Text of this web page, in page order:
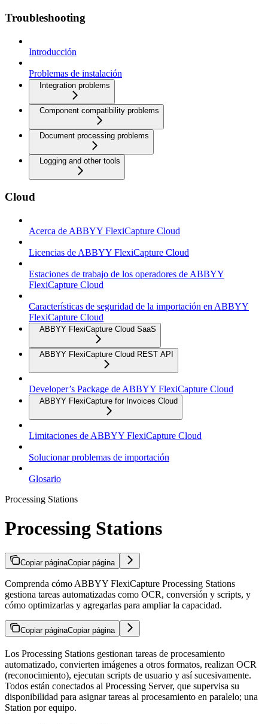
Troubleshooting
Introducción
Problemas de instalación
Integration problems
Component compatibility problems
Document processing problems
Logging and other tools
Cloud
Acerca de ABBYY FlexiCapture Cloud
Licencias de ABBYY FlexiCapture Cloud
Estaciones de trabajo de los operadores de ABBYY
FlexiCapture Cloud
Características de seguridad de la importación en ABBYY
FlexiCapture Cloud
ABBYY FlexiCapture Cloud SaaS
ABBYY FlexiCapture Cloud REST API
Developer’s Package de ABBYY FlexiCapture Cloud
ABBYY FlexiCapture for Invoices Cloud
Limitaciones de ABBYY FlexiCapture Cloud
Solucionar problemas de importación
Glosario
Processing Stations
Processing Stations
Copiar páginaCopiar página
Comprenda cómo ABBYY FlexiCapture Processing Stations
gestiona tareas automatizadas como OCR, conversión y scripts, y
cómo optimizarlas y agregarlas para ampliar la capacidad.
Copiar páginaCopiar página
Los Processing Stations gestionan tareas de procesamiento
automatizado, convierten imágenes a otros formatos, realizan OCR
(reconocimiento), ejecutan scripts de usuario y así sucesivamente.
Todos están conectados al Processing Server, que supervisa su
disponibilidad para asignar tareas al procesamiento en paralelo; una
Station por equipo.